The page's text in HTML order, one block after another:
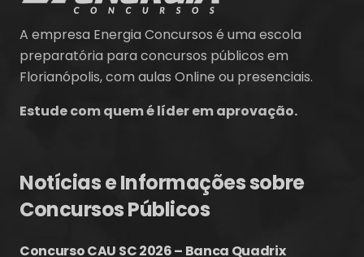
A empresa Energia Concursos é uma escola
preparatória para concursos públicos em
Florianópolis, com aulas Online ou presenciais.
Estude com quem é líder em aprovação.
Notícias e Informações sobre
Concursos Públicos
Concurso CAU SC 2026 – Banca Quadrix